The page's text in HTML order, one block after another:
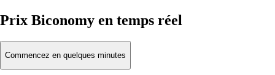
Prix Biconomy en temps réel
Commencez en quelques minutes